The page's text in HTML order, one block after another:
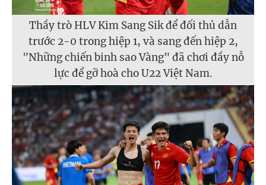
Thầy trò HLV Kim Sang Sik để đối thủ dẫn
trước 2-0 trong hiệp 1, và sang đến hiệp 2,
"Những chiến binh sao Vàng" đã chơi đầy nỗ
lực để gỡ hoà cho U22 Việt Nam.